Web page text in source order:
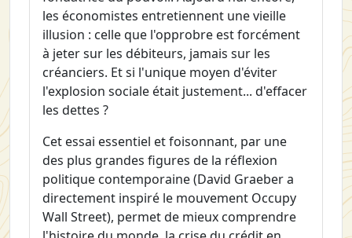
les économistes entretiennent une vieille
illusion : celle que l'opprobre est forcément
à jeter sur les débiteurs, jamais sur les
créanciers. Et si l'unique moyen d'éviter
l'explosion sociale était justement... d'effacer
les dettes ?
Cet essai essentiel et foisonnant, par une
des plus grandes figures de la réflexion
politique contemporaine (David Graeber a
directement inspiré le mouvement Occupy
Wall Street), permet de mieux comprendre